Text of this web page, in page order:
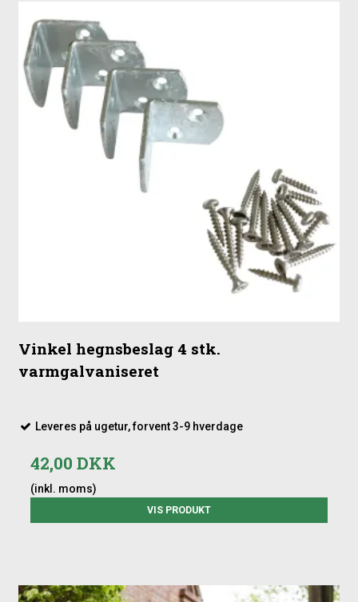
Vinkel hegnsbeslag 4 stk.
varmgalvaniseret
Leveres på ugetur, forvent 3-9 hverdage
42,00 DKK
(inkl. moms)
VIS PRODUKT